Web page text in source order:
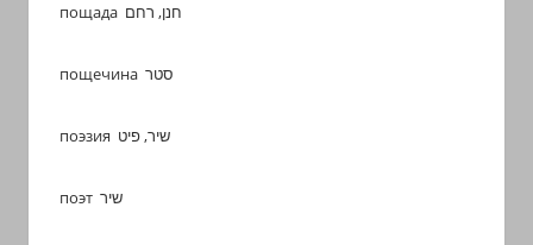
пощада חנן, רחם
пощечина סטר
поэзия שיר, פיט
поэт שיר